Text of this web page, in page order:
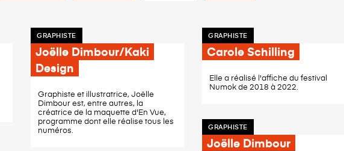
GRAPHISTE
Joëlle Dimbour/Kaki
Design
Graphiste et illustratrice, Joëlle
Dimbour est, entre autres, la
créatrice de la maquette d'En Vue,
programme dont elle réalise tous les
numéros.
GRAPHISTE
Carole Schilling
Elle a réalisé l'affiche du festival
Numok de 2018 à 2022.
GRAPHISTE
Joëlle Dimbour